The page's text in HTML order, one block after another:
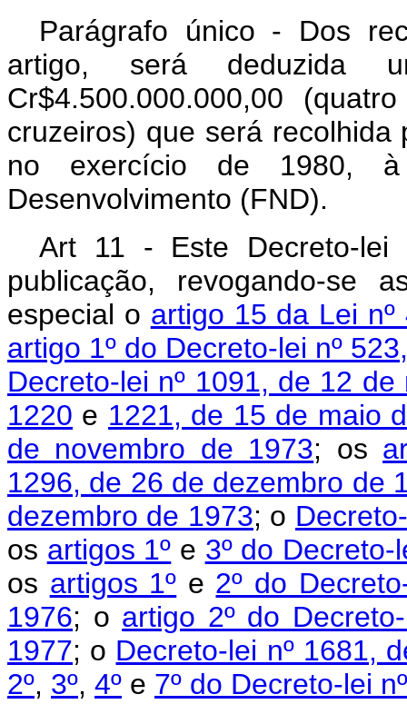
Parágrafo único - Dos
artigo, será deduzida
Cr$4.500.000.000,00
cruzeiros) que será
no exercício de 1980,
Desenvolvimento (FND).
Art 11 - Este Decreto-
publicação, revogando-se
especial o artigo 15 da Lei
artigo 1º do Decreto-lei nº
Decreto-lei nº 1091, de 12
1220 e 1221, de 15 de maio
de novembro de 1973; os
1296, de 26 de dezembro de
dezembro de 1973; o
os artigos 1º e 3º do
os artigos 1º e 2º do
1976; o artigo 2º do
1977; o Decreto-lei nº 1681,
2º, 3º, 4º e 7º do Decreto-lei